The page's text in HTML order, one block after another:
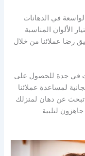
في الدهانات
الألوان المناسبة
رضا عملائنا من خلال
في جدة للحصول على
لمساعدة عملائنا
تبحث عن دهان لمنزلك
لتلبية